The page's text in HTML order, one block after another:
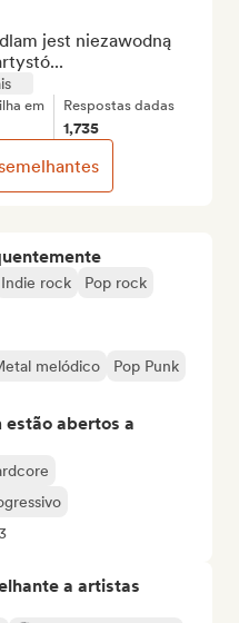
Indie rock
Pop rock
melódico
Pop Punk
estão abertos a
a artistas
jest niezawodną
em Respostas dadas
1,735